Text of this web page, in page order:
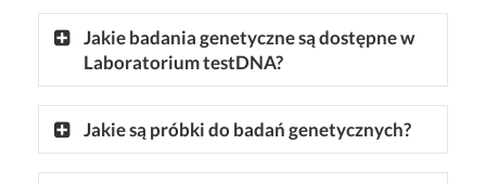
Jakie badania genetyczne są dostępne w
Laboratorium testDNA?
Jakie są próbki do badań genetycznych?